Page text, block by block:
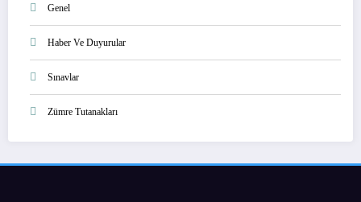
Genel
Haber Ve Duyurular
Sınavlar
Zümre Tutanakları